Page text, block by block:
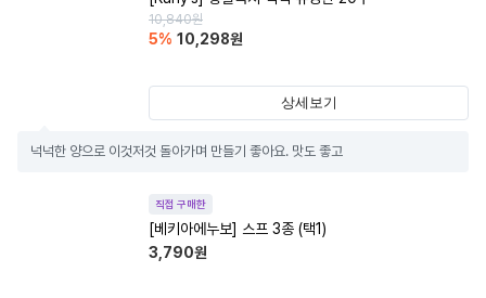
10,840원
5% 10,298원
상세보기
넉넉한 양으로 이것저것 돌아가며 만들기 좋아요. 맛도 좋고
직접 구매한
[베키아에누보] 스프 3종 (택1)
3,790원